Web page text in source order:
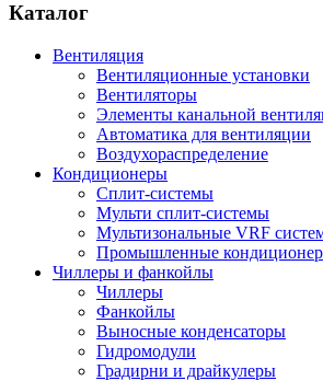
Каталог
Вентиляция
Вентиляционные установки
Вентиляторы
Элементы канальной
Автоматика для вентиляции
Воздухораспределение
Кондиционеры
Сплит-системы
Мульти сплит-системы
Мультизональные VRF
Промышленные
Чиллеры и фанкойлы
Чиллеры
Фанкойлы
Выносные конденсаторы
Гидромодули
Градирни и драйкулеры